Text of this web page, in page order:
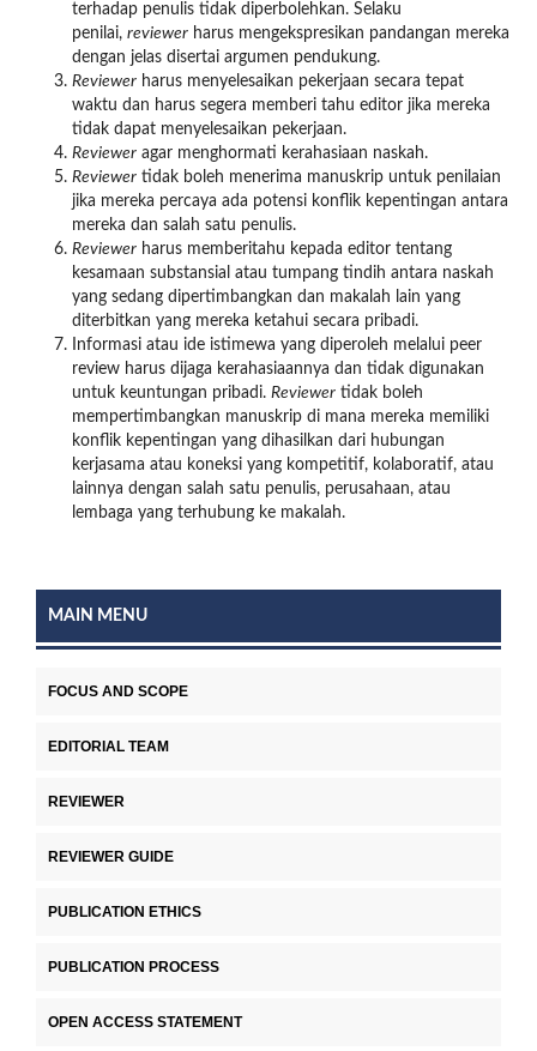
terhadap penulis tidak diperbolehkan. Selaku
penilai, reviewerharus mengekspresikan pandangan mereka
dengan jelas disertai argumen pendukung.
Reviewerharus menyelesaikan pekerjaan secara tepat
waktu dan harus segera memberi tahu editor jika mereka
tidak dapat menyelesaikan pekerjaan.
Revieweragar menghormati kerahasiaan naskah.
Reviewertidak boleh menerima manuskrip untuk penilaian
jika mereka percaya ada potensi konflik kepentingan antara
mereka dan salah satu penulis.
Reviewerharus memberitahu kepada editor tentang
kesamaan substansial atau tumpang tindih antara naskah
yang sedang dipertimbangkan dan makalah lain yang
diterbitkan yang mereka ketahui secara pribadi.
Informasi atau ide istimewa yang diperoleh melalui peer
review harus dijaga kerahasiaannya dan tidak digunakan
untuk keuntungan pribadi. Reviewertidak boleh
mempertimbangkan manuskrip di mana mereka memiliki
konflik kepentingan yang dihasilkan dari hubungan
kerjasama atau koneksi yang kompetitif, kolaboratif, atau
lainnya dengan salah satu penulis, perusahaan, atau
lembaga yang terhubung ke makalah.
MAIN MENU
FOCUS AND SCOPE
EDITORIAL TEAM
REVIEWER
REVIEWER GUIDE
PUBLICATION ETHICS
PUBLICATION PROCESS
OPEN ACCESS STATEMENT